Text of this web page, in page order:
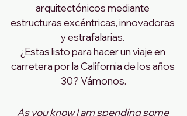
arquitectónicos mediante
estructuras excéntricas, innovadoras
y estrafalarias.
¿Estas listo para hacer un viaje en
carretera por la California de los años
30? Vámonos.
As you know I am spending some